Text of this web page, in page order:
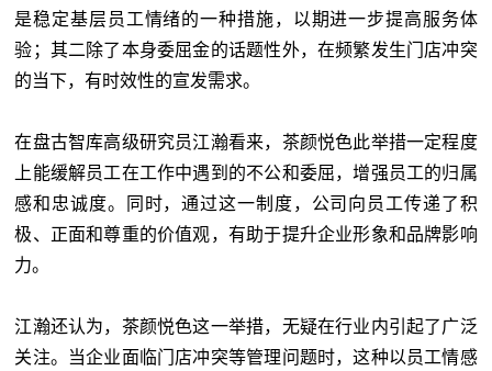
是稳定基层员工情绪的一种措施，以期进一步提高服务体
验；其二除了本身委屈金的话题性外，在频繁发生门店冲突
的当下，有时效性的宣发需求。
在盘古智库高级研究员江瀚看来，茶颜悦色此举措一定程度
上能缓解员工在工作中遇到的不公和委屈，增强员工的归属
感和忠诚度。同时，通过这一制度，公司向员工传递了积
极、正面和尊重的价值观，有助于提升企业形象和品牌影响
力。
江瀚还认为，茶颜悦色这一举措，无疑在行业内引起了广泛
关注。当企业面临门店冲突等管理问题时，这种以员工情感